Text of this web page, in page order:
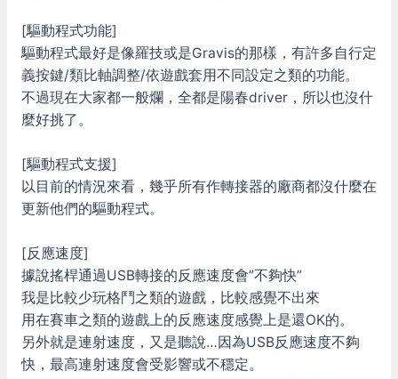
[驅動程式功能]
驅動程式最好是像羅技或是Gravis的那樣，有許多自行定
義按鍵/類比軸調整/依遊戲套用不同設定之類的功能。
不過現在大家都一般爛，全都是陽春driver，所以也沒什
麼好挑了。
[驅動程式支援]
以目前的情況來看，幾乎所有作轉接器的廠商都沒什麼在
更新他們的驅動程式。
[反應速度]
據說搖桿通過USB轉接的反應速度會”不夠快”
我是比較少玩格鬥之類的遊戲，比較感覺不出來
用在賽車之類的遊戲上的反應速度感覺上是還OK的。
另外就是連射速度，又是聽說…因為USB反應速度不夠
快，最高連射速度會受影響或不穩定。